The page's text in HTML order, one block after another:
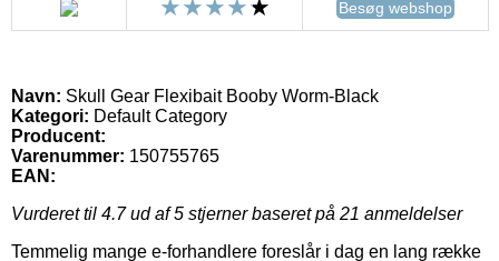
Besøg webshop
Navn: Skull Gear Flexibait Booby Worm-Black
Kategori: Default Category
Producent:
Varenummer: 150755765
EAN:
Vurderet til 4.7ud af 5 stjerner baseret på 21 anmeldelser
Temmelig mange e-forhandlere foreslår i dag en lang række